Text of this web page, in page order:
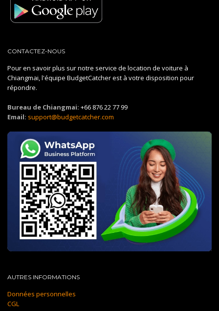
CONTACTEZ-NOUS
Pour en savoir plus sur notre service de location de voiture à
Chiangmai, l'équipe BudgetCatcher est à votre disposition pour
répondre.
Bureau de Chiangmai: +66 876 22 77 99
Email: support@budgetcatcher.com
AUTRES INFORMATIONS
Données personnelles
CGL